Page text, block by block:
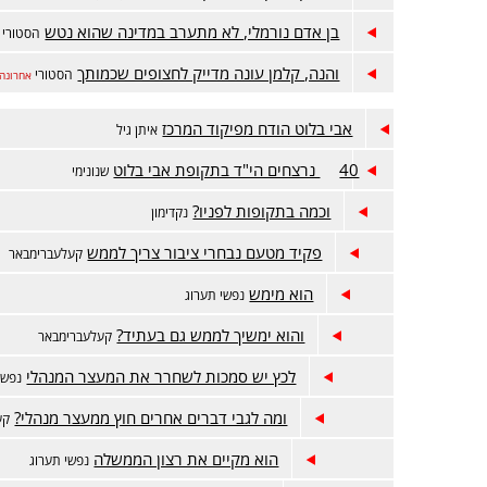
בן אדם נורמלי, לא מתערב במדינה שהוא נטש הסטורי
והנה, קלמן עונה מדייק לחצופים שכמותך הסטורי אחרונה
אבי בלוט הודח מפיקוד המרכז איתן גיל
40 נרצחים הי"ד בתקופת אבי בלוט שנונימי
וכמה בתקופות לפניו? נקדימון
פקיד מטעם נבחרי ציבור צריך לממש קעלעברימבאר
הוא מימש נפשי תערוג
והוא ימשיך לממש גם בעתיד? קעלעברימבאר
לכץ יש סמכות לשחרר את המעצר המנהלי
ומה לגבי דברים אחרים חוץ ממעצר מנהלי?
הוא מקיים את רצון הממשלה נפשי תערוג